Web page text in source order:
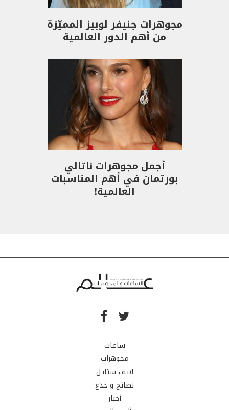
مجوهرات جنيفر لوبيز المميّزة
من أهم الدور العالمية
أجمل مجوهرات ناتالي
بورتمان في أهم المناسبات
العالمية!
ساعات
مجوهرات
لايف ستايل
نصائح و خدع
أخبار